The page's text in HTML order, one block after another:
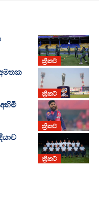
ක්‍රිකට්
ක්‍රිකට්
ක්‍රිකට්
ක්‍රිකට්